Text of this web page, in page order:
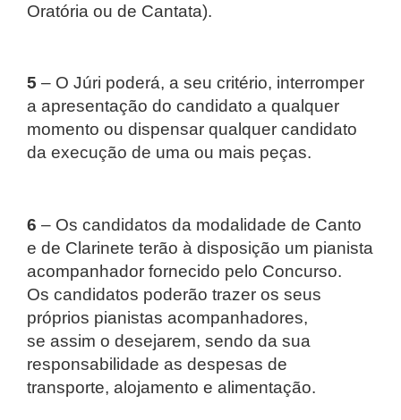
Oratória ou de Cantata).
5 – O Júri poderá, a seu critério, interromper
a apresentação do candidato a qualquer
momento ou dispensar qualquer candidato
da execução de uma ou mais peças.
6 – Os candidatos da modalidade de Canto
e de Clarinete terão à disposição um pianista
acompanhador fornecido pelo Concurso.
Os candidatos poderão trazer os seus
próprios pianistas acompanhadores,
se assim o desejarem, sendo da sua
responsabilidade as despesas de
transporte, alojamento e alimentação.